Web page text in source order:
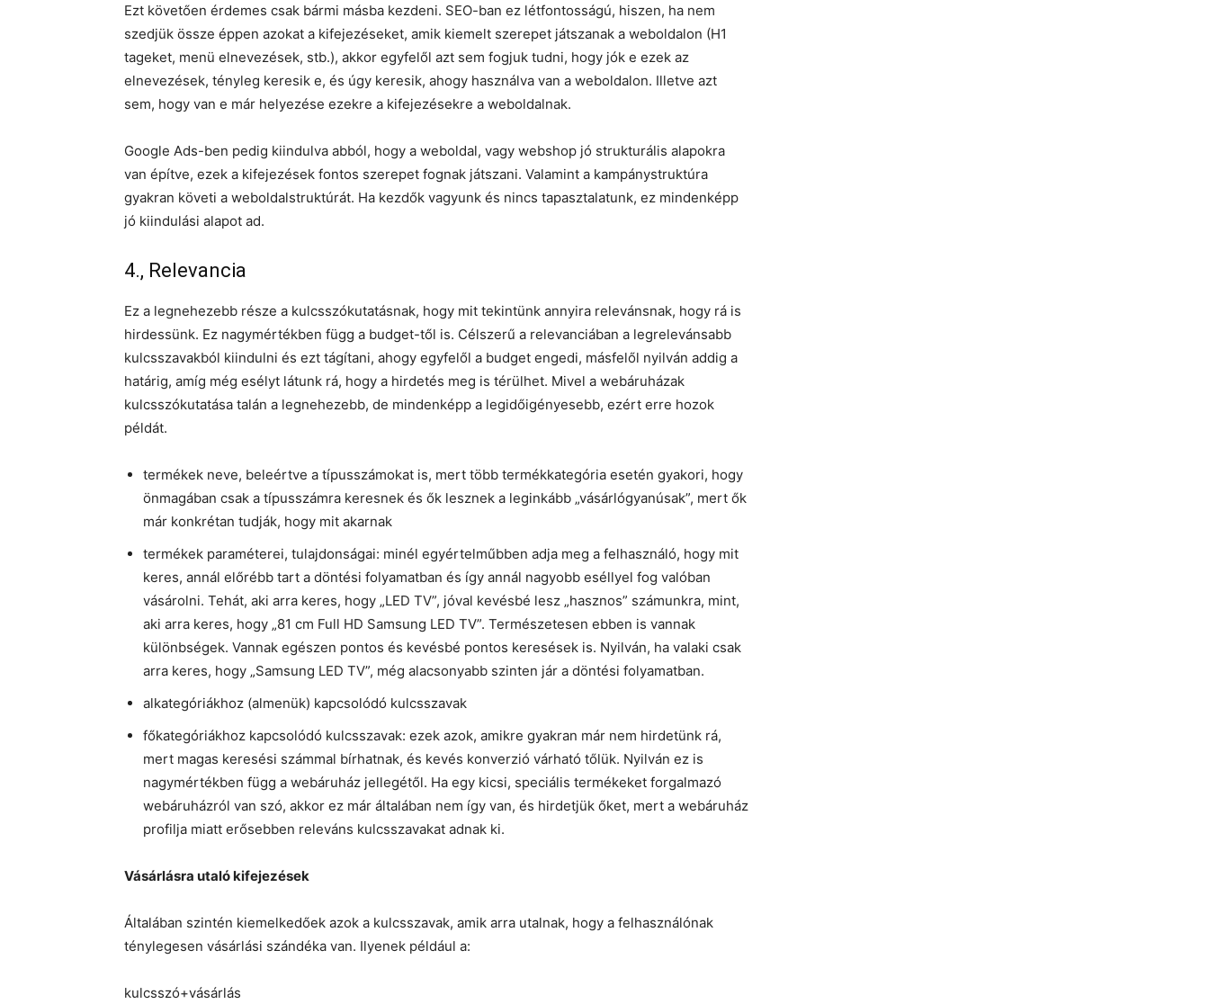
Ezt követően érdemes csak bármi másba kezdeni. SEO-ban ez létfontosságú, hiszen, ha nem
szedjük össze éppen azokat a kifejezéseket, amik kiemelt szerepet játszanak a weboldalon (H1
tageket, menü elnevezések, stb.), akkor egyfelől azt sem fogjuk tudni, hogy jók e ezek az
elnevezések, tényleg keresik e, és úgy keresik, ahogy használva van a weboldalon. Illetve azt
sem, hogy van e már helyezése ezekre a kifejezésekre a weboldalnak.
Google Ads-ben pedig kiindulva abból, hogy a weboldal, vagy webshop jó strukturális alapokra
van építve, ezek a kifejezések fontos szerepet fognak játszani. Valamint a kampánystruktúra
gyakran követi a weboldalstruktúrát. Ha kezdők vagyunk és nincs tapasztalatunk, ez mindenképp
jó kiindulási alapot ad.
4., Relevancia
Ez a legnehezebb része a kulcsszókutatásnak, hogy mit tekintünk annyira relevánsnak, hogy rá is
hirdessünk. Ez nagymértékben függ a budget-től is. Célszerű a relevanciában a legrelevánsabb
kulcsszavakból kiindulni és ezt tágítani, ahogy egyfelől a budget engedi, másfelől nyilván addig a
határig, amíg még esélyt látunk rá, hogy a hirdetés meg is térülhet. Mivel a webáruházak
kulcsszókutatása talán a legnehezebb, de mindenképp a legidőigényesebb, ezért erre hozok
példát.
termékek neve, beleértve a típusszámokat is, mert több termékkategória esetén gyakori, hogy
önmagában csak a típusszámra keresnek és ők lesznek a leginkább „vásárlógyanúsak”, mert ők
már konkrétan tudják, hogy mit akarnak
termékek paraméterei, tulajdonságai: minél egyértelműbben adja meg a felhasználó, hogy mit
keres, annál előrébb tart a döntési folyamatban és így annál nagyobb eséllyel fog valóban
vásárolni. Tehát, aki arra keres, hogy „LED TV”, jóval kevésbé lesz „hasznos” számunkra, mint,
aki arra keres, hogy „81 cm Full HD Samsung LED TV”. Természetesen ebben is vannak
különbségek. Vannak egészen pontos és kevésbé pontos keresések is. Nyilván, ha valaki csak
arra keres, hogy „Samsung LED TV”, még alacsonyabb szinten jár a döntési folyamatban.
alkategóriákhoz (almenük) kapcsolódó kulcsszavak
főkategóriákhoz kapcsolódó kulcsszavak: ezek azok, amikre gyakran már nem hirdetünk rá,
mert magas keresési számmal bírhatnak, és kevés konverzió várható tőlük. Nyilván ez is
nagymértékben függ a webáruház jellegétől. Ha egy kicsi, speciális termékeket forgalmazó
webáruházról van szó, akkor ez már általában nem így van, és hirdetjük őket, mert a webáruház
profilja miatt erősebben releváns kulcsszavakat adnak ki.
Vásárlásra utaló kifejezések
Általában szintén kiemelkedőek azok a kulcsszavak, amik arra utalnak, hogy a felhasználónak
ténylegesen vásárlási szándéka van. Ilyenek például a:
kulcsszó+vásárlás